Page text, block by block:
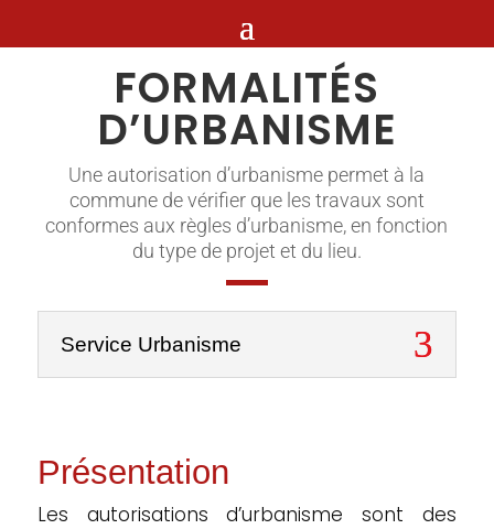
FORMALITÉS
D’URBANISME
Une autorisation d’urbanisme permet à la
commune de vérifier que les travaux sont
conformes aux règles d’urbanisme, en fonction
du type de projet et du lieu.
Service Urbanisme
Présentation
Les autorisations d’urbanisme sont des